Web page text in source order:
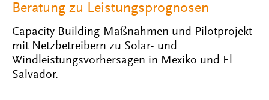
Beratung zu Leistungsprognosen
Capacity Building-Maßnahmen und Pilotprojekt
mit Netzbetreibern zu Solar- und
Windleistungsvorhersagen in Mexiko und El
Salvador.